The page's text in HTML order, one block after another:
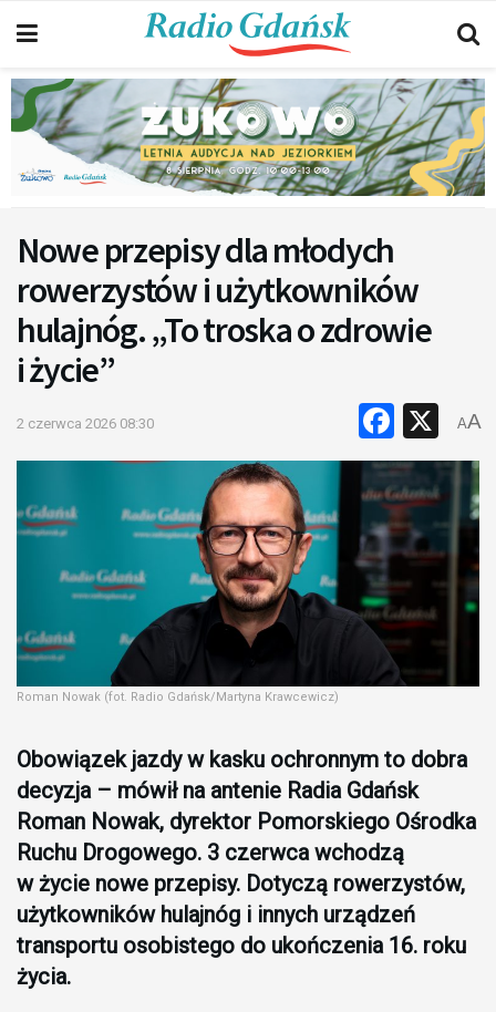
Nowe przepisy dla młodych
rowerzystów i użytkowników
hulajnóg. „To troska o zdrowie
i życie”
2 czerwca 2026 08:30 X
AA
Roman Nowak (fot. Radio Gdańsk/Martyna Krawcewicz)
Obowiązek jazdy w kasku ochronnym to dobra
decyzja – mówił na antenie Radia Gdańsk
Roman Nowak, dyrektor Pomorskiego Ośrodka
Ruchu Drogowego. 3 czerwca wchodzą
w życie nowe przepisy. Dotyczą rowerzystów,
użytkowników hulajnóg i innych urządzeń
transportu osobistego do ukończenia 16. roku
życia.